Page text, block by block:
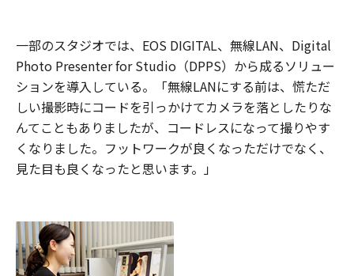
一部のスタジオでは、EOS DIGITAL、無線LAN、Digital
Photo Presenter for Studio（DPPS）から成るソリュー
ションを導入している。「無線LANにする前は、慌ただ
しい撮影時にコードを引っかけてカメラを落としたりな
んてこともありましたが、コードレスになって撮りやす
くなりました。フットワークが良くなっただけでなく、
見た目も良くなったと思います。」